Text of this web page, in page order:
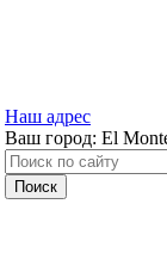
Наш адрес
Ваш город: El